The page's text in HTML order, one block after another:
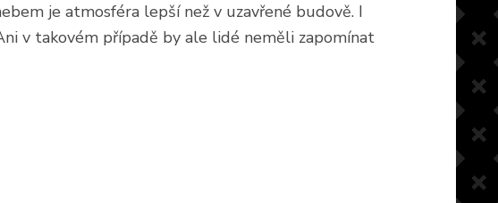
je atmosféra lepší než v uzavřené budově. I
v takovém případě by ale lidé neměli zapomínat